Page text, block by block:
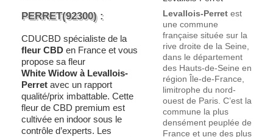
PERRET(92300) :
CDUCBD spécialiste de la
fleur CBD en France et vous
propose sa fleur
White Widow à Levallois-
Perret avec un rapport
qualité/prix imbattable. Cette
fleur de CBD premium est
cultivée en indoor sous le
contrôle d’experts. Les
Levallois-Perret est
une commune
française située sur la
rive droite de la Seine,
dans le département
des Hauts-de-Seine en
région Île-de-France,
limitrophe du nord-
ouest de Paris. C’est la
commune la plus
densément peuplée de
France et une des plus